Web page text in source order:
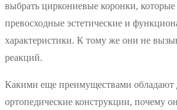
выбрать циркониевые коронки, которые
превосходные эстетические и
характеристики. К тому же они не
реакций.
Какими еще преимуществами обладают
ортопедические конструкции, почему